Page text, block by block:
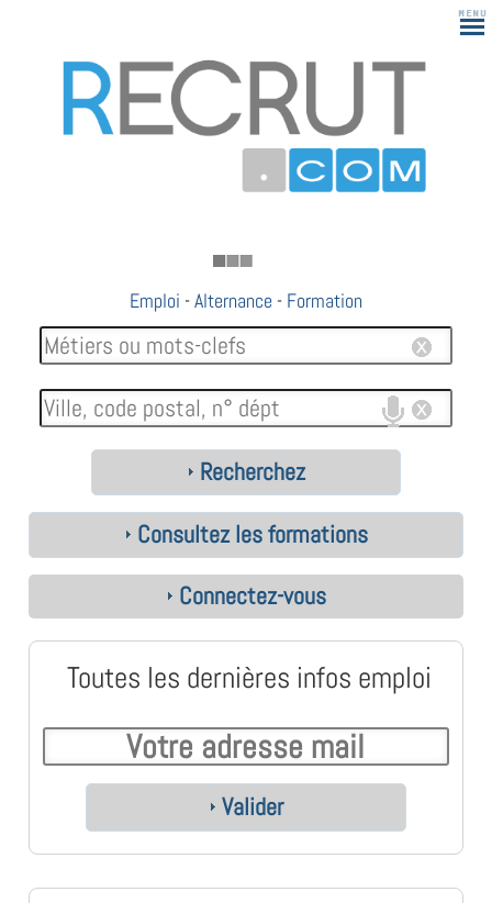
Emploi -Alternance - Formation
Recherchez
Consultez les formations
Connectez-vous
Toutes les dernières infos emploi
Valider